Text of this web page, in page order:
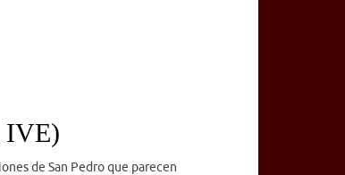
IVE)
de San Pedro que parecen